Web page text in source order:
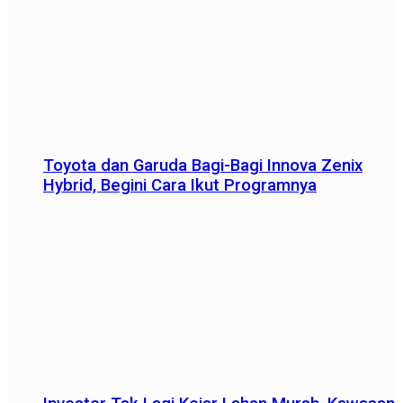
Toyota dan Garuda Bagi-Bagi Innova Zenix
Hybrid, Begini Cara Ikut Programnya